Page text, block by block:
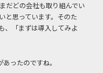
だどの会社も取り組んでい
と思っています。そのた
、「まずは導入してみよ
ったのですね。